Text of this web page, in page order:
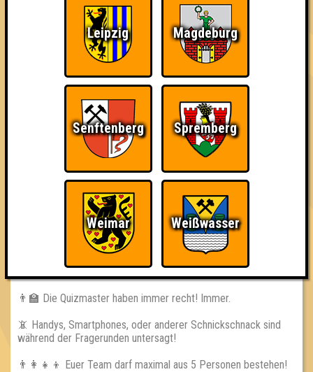
Genießt also den Flair der Bücher um euch rum und zeigt allen
anderen, wer der größte Bücherwurm in Leipzig ist!
== FAKTENCHECK ==
🌐 www.quizlabor.de
🏨 Thalia Buchhandlung
🚋 Grimmaische Str. 10, 04109 Leipzig
🕢 Einlass: ab 19:30 Uhr
🕗 Beginn: 20 Uhr
💵 Eintritt: 7€ normal / 5€ ermäßigt
⁉ 2 Runden // viele Fragen // viele Punkte
🖐️ Eine Voranmeldung über unsereReservierungsseite
dringend empfohlen!
== REGELN ==
👨‍🏫 Die Quizmaster haben immer recht! Immer.
📵 Handys, Smartphones, oder anderer Schnickschnack sind
während der Fragerunden untersagt!
👨‍👩‍👧‍👦 Euer Team darf maximal aus 5 Personen bestehen!
Leipzig Magdeburg
Senftenberg Spremberg
Weimar Weißwasser